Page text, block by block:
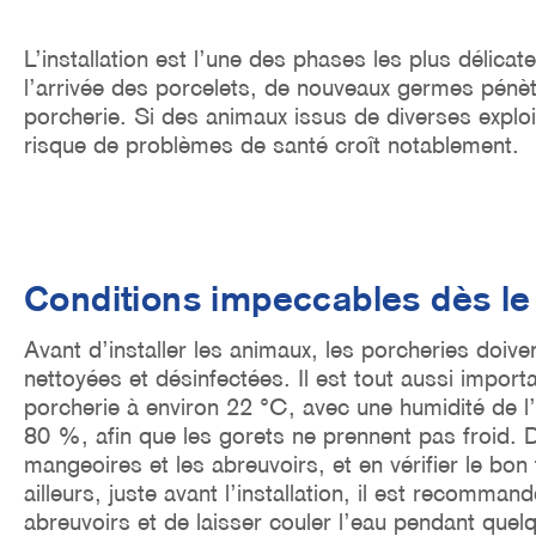
n
L’installation est l’une des phases les plus
l’arrivée des porcelets, de nouveaux germes
porcherie. Si des animaux issus de diverses
risque de problèmes de santé croît notablement.
Conditions impeccables dès
Avant d’installer les animaux, les porcheries
nettoyées et désinfectées. Il est tout aussi
porcherie à environ 22 °C, avec une humidité de
80 %, afin que les gorets ne prennent pas froid.
mangeoires et les abreuvoirs, et en vérifier le
ailleurs, juste avant l’installation, il est
abreuvoirs et de laisser couler l’eau pendant